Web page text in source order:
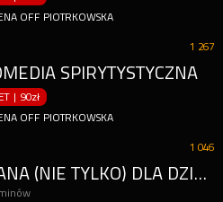
OFF PIOTRKOWSKA
1 267
SPIRYTYSTYCZNA
|90zł
OFF PIOTRKOWSKA
1 046
BAJKA IMPROWIZOWANA (NIE TYLKO) DLA DZIECI